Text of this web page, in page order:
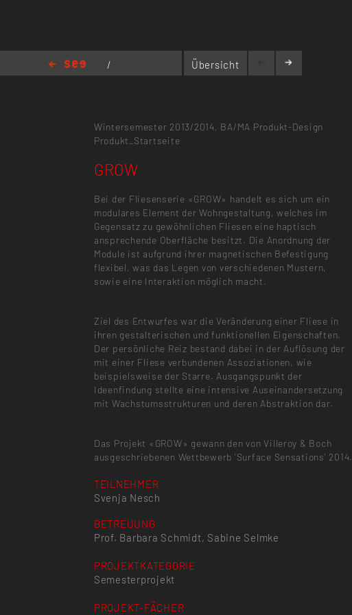
/
Übersicht
Wintersemester 2013/2014, BA/MA Produkt-Design
Produkt_Startseite
GROW
Bei der Fliesenserie «GROW» handelt es sich um ein
modulares Element der Wohngestaltung, welches im
Gegensatz zu gewöhnlichen Fliesen eine haptisch
ansprechende Oberfläche besitzt. Die Anordnung der
Module ist aufgrund ihrer magnetischen Befestigung
flexibel, was das Legen von verschiedenen Mustern,
sowie eine Interaktion möglich macht.
Ziel des Entwurfes war die Veränderung einer Fliese in
ihren gestalterischen und funktionellen Eigenschaften.
Der persönliche Reiz bestand dabei in der Auflösung der
mit einer Fliese verbundenen Assoziationen, wie
beispielsweise der Starre. Ausgangspunkt der
Ideenfindung stellte eine intensive Auseinandersetzung
mit Wachstumsstrukturen und deren Abstraktion dar.
Das Projekt «GROW» gewann den von Villeroy & Boch
ausgeschriebenen Wettbewerb 'Surface Sensations' 2014.
TEILNEHMER
Svenja Nesch
BETREUUNG
Prof. Barbara Schmidt, Sabine Selmke
PROJEKTKATEGORIE
Semesterprojekt
PROJEKT-FÄCHER